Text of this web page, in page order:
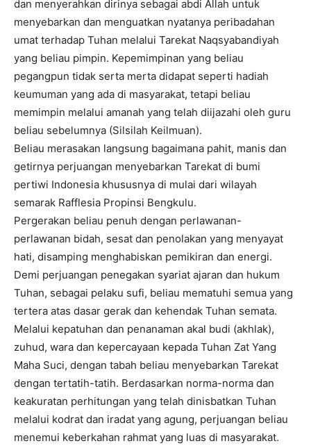
dan menyerahkan dirinya sebagai abdi Allah untuk
menyebarkan dan menguatkan nyatanya peribadahan
umat terhadap Tuhan melalui Tarekat Naqsyabandiyah
yang beliau pimpin. Kepemimpinan yang beliau
pegangpun tidak serta merta didapat seperti hadiah
keumuman yang ada di masyarakat, tetapi beliau
memimpin melalui amanah yang telah diijazahi oleh guru
beliau sebelumnya (Silsilah Keilmuan).
Beliau merasakan langsung bagaimana pahit, manis dan
getirnya perjuangan menyebarkan Tarekat di bumi
pertiwi Indonesia khususnya di mulai dari wilayah
semarak Rafflesia Propinsi Bengkulu.
Pergerakan beliau penuh dengan perlawanan-
perlawanan bidah, sesat dan penolakan yang menyayat
hati, disamping menghabiskan pemikiran dan energi.
Demi perjuangan penegakan syariat ajaran dan hukum
Tuhan, sebagai pelaku sufi, beliau mematuhi semua yang
tertera atas dasar gerak dan kehendak Tuhan semata.
Melalui kepatuhan dan penanaman akal budi (akhlak),
zuhud, wara dan kepercayaan kepada Tuhan Zat Yang
Maha Suci, dengan tabah beliau menyebarkan Tarekat
dengan tertatih-tatih. Berdasarkan norma-norma dan
keakuratan perhitungan yang telah dinisbatkan Tuhan
melalui kodrat dan iradat yang agung, perjuangan beliau
menemui keberkahan rahmat yang luas di masyarakat.